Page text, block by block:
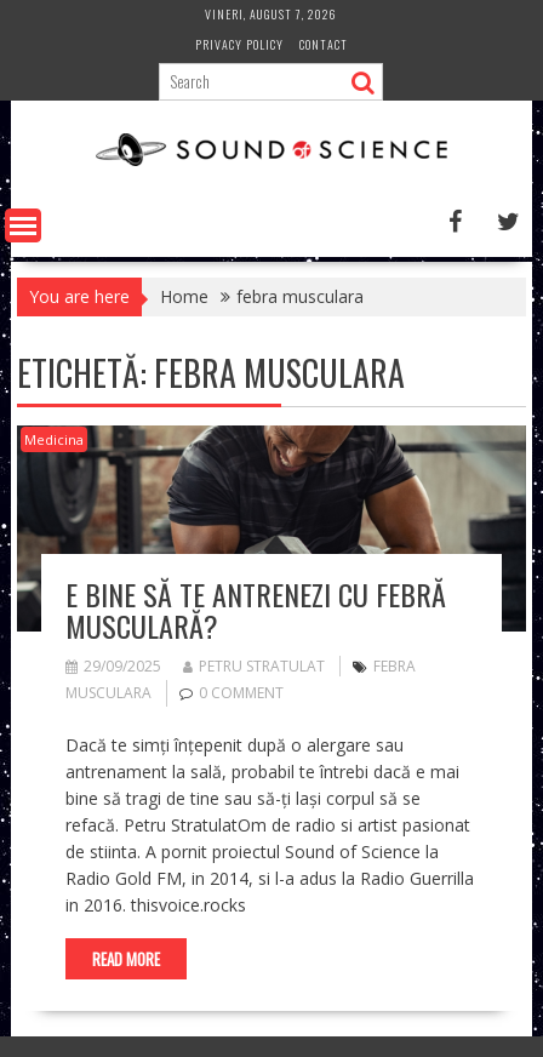
VINERI, AUGUST 7, 2026
PRIVACY POLICY
CONTACT
You are here Home febra musculara
ETICHETĂ: FEBRA MUSCULARA
Medicina
E BINE SĂ TE ANTRENEZI CU FEBRĂ
MUSCULARĂ?
29/09/2025 PETRU STRATULAT
FEBRA
MUSCULARA
0 COMMENT
Dacă te simți înțepenit după o alergare sau
antrenament la sală, probabil te întrebi dacă e mai
bine să tragi de tine sau să-ți lași corpul să se
refacă. Petru StratulatOm de radio si artist pasionat
de stiinta. A pornit proiectul Sound of Science la
Radio Gold FM, in 2014, si l-a adus la Radio Guerrilla
in 2016. thisvoice.rocks
READ MORE